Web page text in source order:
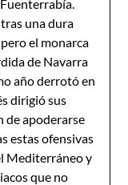
una dura
el monarca
de Navarra
año derrotó en
dirigió sus
de apoderarse
estas ofensivas
Mediterráneo y
que no